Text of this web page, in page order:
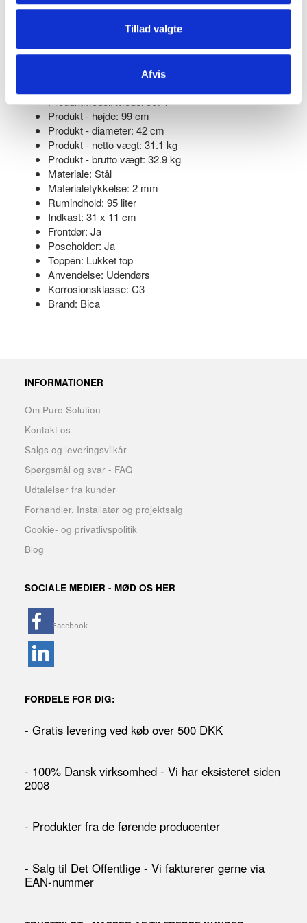
Tillad valgte
Afvis
valg for integration i enhver udendørs omgivelse.
Bemærk: Materiale og fastgørelsesudstyr medfølger ikke.
Nummer: 5074-0950777
Produktmodel: Model 5074
Produkt - højde: 99 cm
Produkt - diameter: 42 cm
Produkt - netto vægt: 31.1 kg
Produkt - brutto vægt: 32.9 kg
Materiale: Stål
Materialetykkelse: 2 mm
Rumindhold: 95 liter
Indkast: 31 x 11 cm
Frontdør: Ja
Poseholder: Ja
Toppen: Lukket top
Anvendelse: Udendørs
Korrosionsklasse: C3
Brand: Bica
INFORMATIONER
Om Pure Solution
Kontakt os
Salgs og leveringsvilkår
Spørgsmål og svar - FAQ
Udtalelser fra kunder
Forhandler, Installatør og projektsalg
Cookie- og privatlivspolitik
Blog
SOCIALE MEDIER - MØD OS HER
FORDELE FOR DIG:
- Gratis levering ved køb over 500 DKK
- 100% Dansk virksomhed - Vi har eksisteret siden
2008
- Produkter fra de førende producenter
- Salg til Det Offentlige - Vi fakturerer gerne via
EAN-nummer